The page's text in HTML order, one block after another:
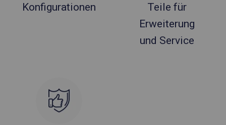
Konfigurationen
Teile für
Erweiterung
und Service